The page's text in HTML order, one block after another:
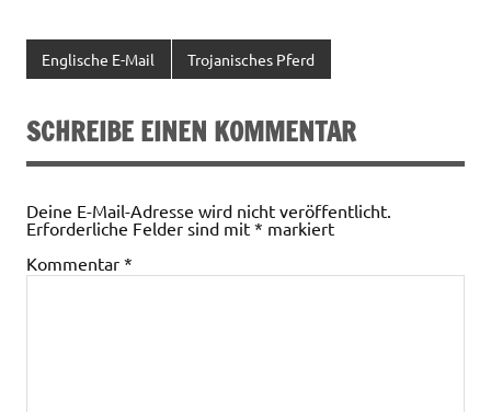
Englische E-Mail Trojanisches Pferd
SCHREIBE EINEN KOMMENTAR
Deine E-Mail-Adresse wird nicht veröffentlicht.
Erforderliche Felder sind mit * markiert
Kommentar *